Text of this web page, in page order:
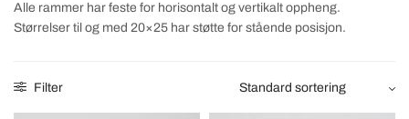
Alle rammer har feste for horisontalt og vertikalt oppheng.
Størrelser til og med 20×25 har støtte for stående posisjon.
Filter